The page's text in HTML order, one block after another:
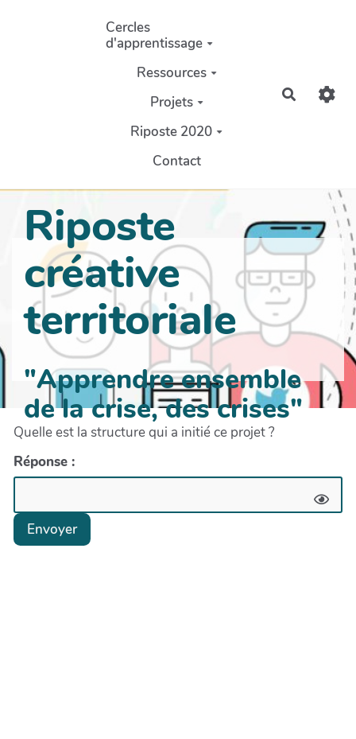
Aller au contenu principal
Cercles
d'apprentissage
Ressources
Projets
Riposte 2020
Contact
Riposte
créative
territoriale
"Apprendre ensemble
de la crise, des crises"
Quelle est la structure qui a initié ce projet ?
Réponse :
Envoyer